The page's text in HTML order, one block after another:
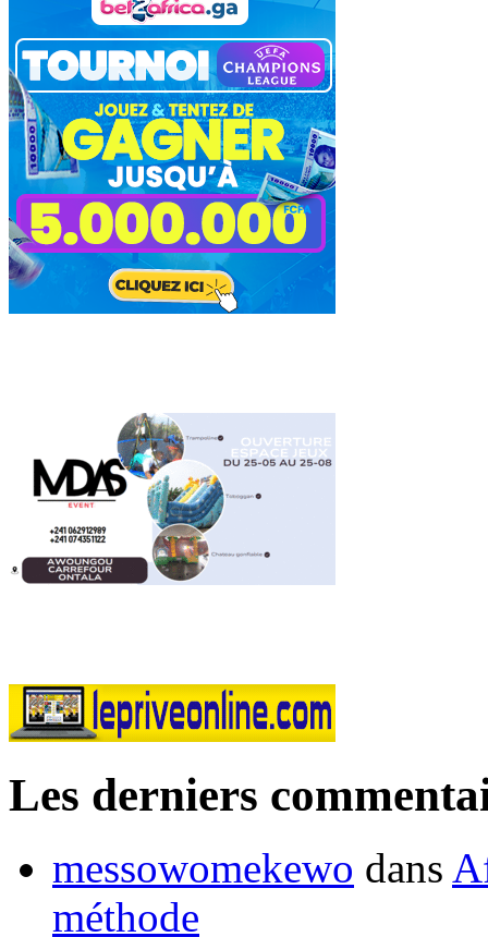
Les derniers
messowomekewo dans
méthode